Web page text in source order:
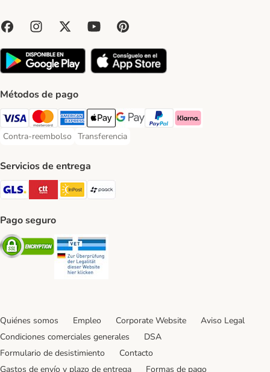
Métodos de pago
Visa Payment Method
Mastercard Payment Method
American Express Payment Method
Apple Pay Payment Method
Google Pay Payment Method
PayPal Payment Method
Klarna Payment Method
Contra-reembolso
Contra-reembolso Payment Method
Transferencia
Transferencia Payment Method
Servicios de entrega
GLS Shipping Method
CTTExpress Shipping Method
InPost Shipping Method
paack Shipping Method
Pago seguro
Security
Quiénes somos Empleo Corporate Website
Aviso Legal
Condiciones comerciales generales
DSA
Formulario de desistimiento
Contacto
Gastos de envío y plazo de entrega
Formas de pago